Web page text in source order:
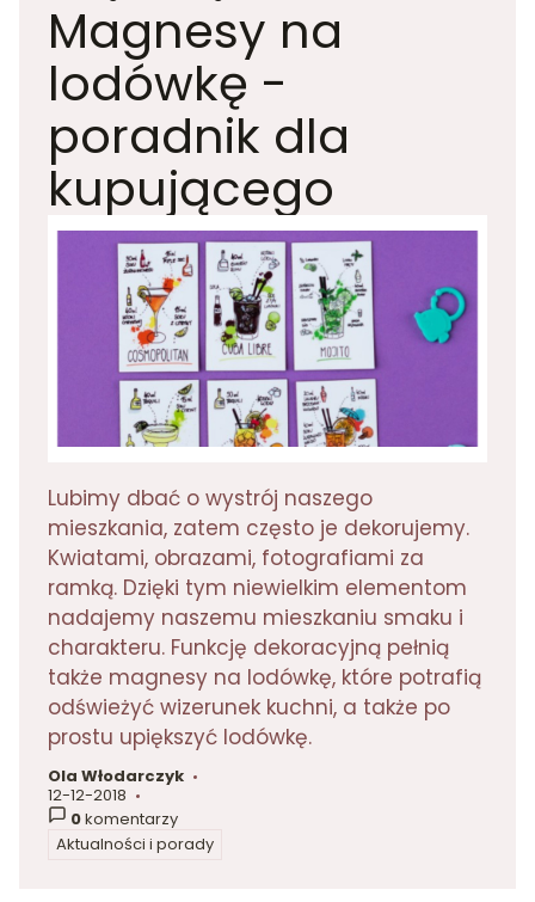
Magnesy na
lodówkę -
poradnik dla
kupującego
Lubimy dbać o wystrój naszego
mieszkania, zatem często je dekorujemy.
Kwiatami, obrazami, fotografiami za
ramką. Dzięki tym niewielkim elementom
nadajemy naszemu mieszkaniu smaku i
charakteru. Funkcję dekoracyjną pełnią
także magnesy na lodówkę, które potrafią
odświeżyć wizerunek kuchni, a także po
prostu upiększyć lodówkę.
autor:
Ola Włodarczyk
dodano:
12-12-2018
0komentarzy
w kategorii
Aktualności i porady